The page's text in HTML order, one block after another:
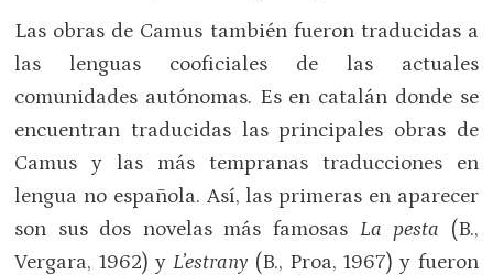
Las obras de Camus también fueron traducidas a
las lenguas cooficiales de las actuales
comunidades autónomas. Es en catalán donde se
encuentran traducidas las principales obras de
Camus y las más tempranas traducciones en
lengua no española. Así, las primeras en aparecer
son sus dos novelas más famosas La pesta (B.,
Vergara, 1962) yL’estrany (B., Proa, 1967) y fueron